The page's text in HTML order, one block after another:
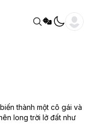
thành một cô gái và
long trời lở đất như